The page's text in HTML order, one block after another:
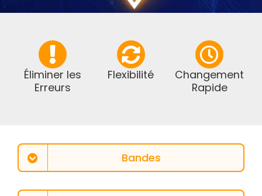
Éliminer les
Erreurs
Flexibilité
Changement
Rapide
Bandes